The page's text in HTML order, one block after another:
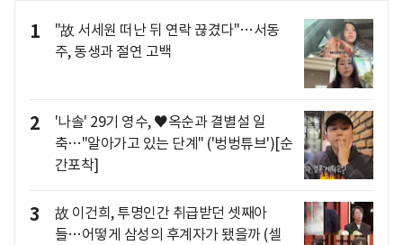
1
"故 서세원 떠난 뒤 연락 끊겼다"…서동
주, 동생과 절연 고백
2
'나솔' 29기 영수, ♥옥순과 결별설 일
축…"알아가고 있는 단계" ('벙벙튜브')[순
간포착]
3
故 이건희, 투명인간 취급받던 셋째아
들…어떻게 삼성의 후계자가 됐을까 (셀